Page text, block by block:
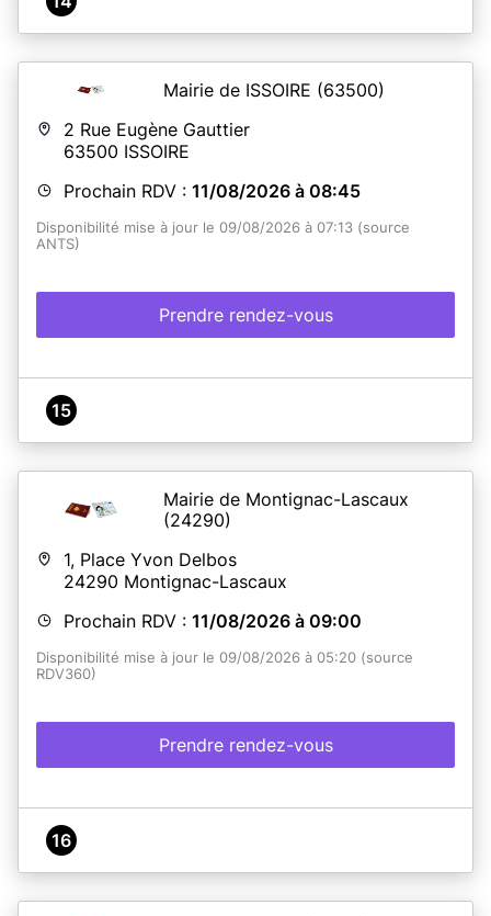
Mairie de ISSOIRE (63500)
2 Rue Eugène Gauttier
63500 ISSOIRE
Prochain RDV : 11/08/2026 à 08:45
Disponibilité mise à jour le 09/08/2026 à 07:13 (source
ANTS)
Prendre rendez-vous
15
Mairie de Montignac-Lascaux
(24290)
1, Place Yvon Delbos
24290 Montignac-Lascaux
Prochain RDV : 11/08/2026 à 09:00
Disponibilité mise à jour le 09/08/2026 à 05:20 (source
RDV360)
Prendre rendez-vous
16